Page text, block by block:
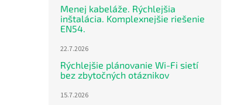
Menej kabeláže. Rýchlejšia
inštalácia. Komplexnejšie riešenie
EN54.
22.7.2026
Rýchlejšie plánovanie Wi-Fi sietí
bez zbytočných otáznikov
15.7.2026